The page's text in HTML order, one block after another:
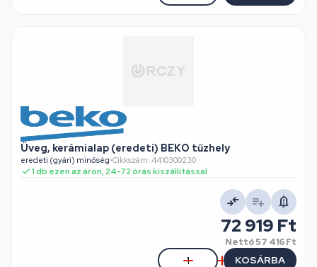
Üveg, kerámialap (eredeti) BEKO tűzhely
eredeti (gyári) minőség•Cikkszám: 4410300230
1 db ezen az áron, 24-72 órás kiszállítással
72 919 Ft
Nettó57 416 Ft
KOSÁRBA